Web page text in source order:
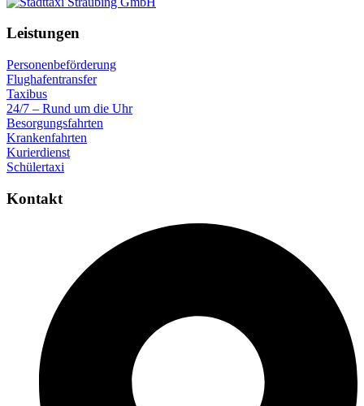
Leistungen
Personenbeförderung
Flughafentransfer
Taxibus
24/7 – Rund um die Uhr
Besorgungsfahrten
Krankenfahrten
Kurierdienst
Schülertaxi
Kontakt